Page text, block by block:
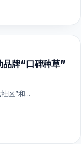
牌“口碑种草”
区”和...